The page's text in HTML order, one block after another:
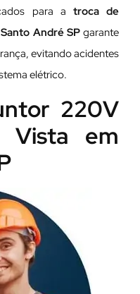
para a troca de
André SPgarante
evitando acidentes
elétrico.
220V
Vista em